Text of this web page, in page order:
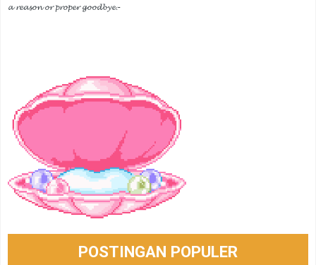
𝓪 𝓻𝓮𝓪𝓼𝓸𝓷 𝓸𝓻 𝓹𝓻𝓸𝓹𝓮𝓻 𝓰𝓸𝓸𝓭𝓫𝔂𝓮.-
POSTINGAN POPULER